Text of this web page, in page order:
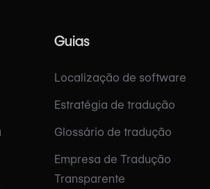
Guias
Localização de software
Estratégia de tradução
Glossário de tradução
Empresa de Tradução
Transparente